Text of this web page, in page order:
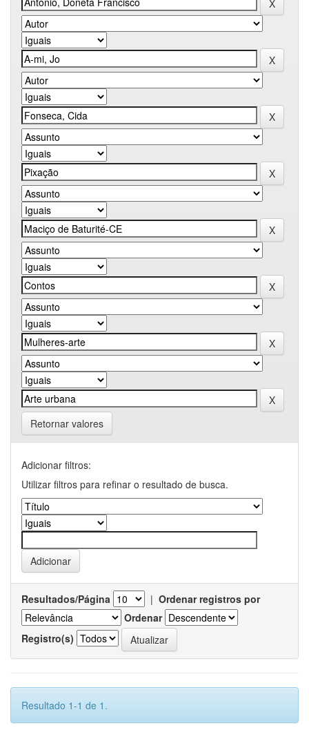
Retornar valores
Adicionar filtros:
Utilizar filtros para refinar o resultado de busca.
Resultados/Página | Ordenar registros por
Ordenar
Registro(s)
Resultado 1-1 de 1.